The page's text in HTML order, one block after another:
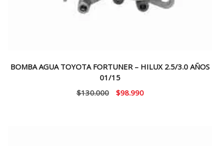
BOMBA AGUA TOYOTA FORTUNER – HILUX 2.5/3.0 AÑOS
01/15
$130.000
El
$98.990El